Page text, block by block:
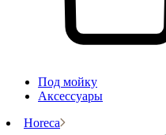
Под мойку
Аксессуары
Horeca